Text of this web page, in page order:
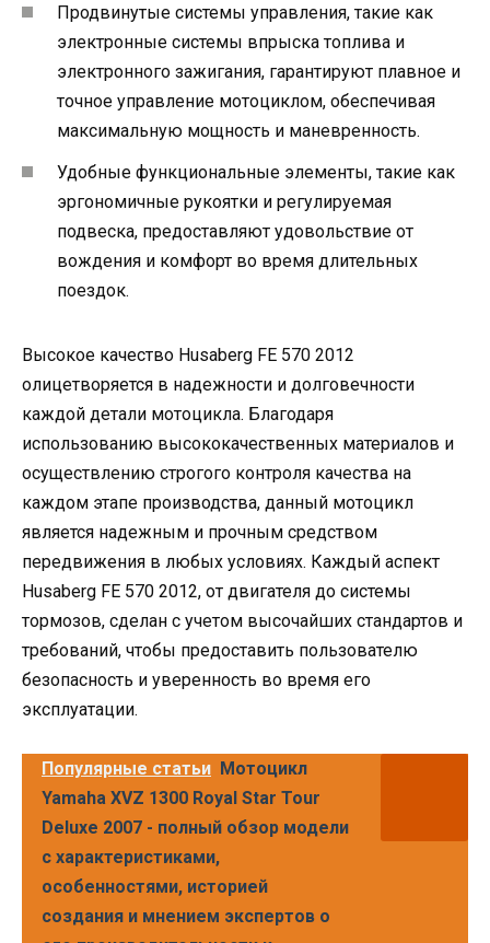
Продвинутые системы управления, такие как
электронные системы впрыска топлива и
электронного зажигания, гарантируют плавное и
точное управление мотоциклом, обеспечивая
максимальную мощность и маневренность.
Удобные функциональные элементы, такие как
эргономичные рукоятки и регулируемая
подвеска, предоставляют удовольствие от
вождения и комфорт во время длительных
поездок.
Высокое качество Husaberg FE 570 2012
олицетворяется в надежности и долговечности
каждой детали мотоцикла. Благодаря
использованию высококачественных материалов и
осуществлению строгого контроля качества на
каждом этапе производства, данный мотоцикл
является надежным и прочным средством
передвижения в любых условиях. Каждый аспект
Husaberg FE 570 2012, от двигателя до системы
тормозов, сделан с учетом высочайших стандартов и
требований, чтобы предоставить пользователю
безопасность и уверенность во время его
эксплуатации.
Популярные статьи Мотоцикл
Yamaha XVZ 1300 Royal Star Tour
Deluxe 2007 - полный обзор модели
с характеристиками,
особенностями, историей
создания и мнением экспертов о